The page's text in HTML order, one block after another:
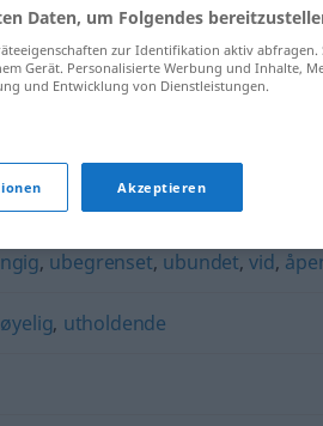
,umedgjørlig,utholdende
, ubegrenset, ubundet,vid,
, utholdende
Daten, um Folgendes
zur Identifikation aktiv abfragen.
Gerät. Personalisierte Werbung und Inhalte,
und Entwicklung von Dienstleistungen.
Akzeptieren